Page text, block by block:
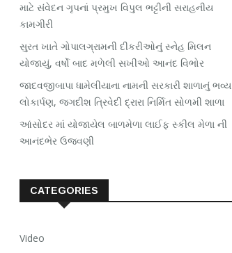
માટે સંવેદન ગૃપનાં પ્રમુખ વિપુલ ભટ્ટીની સરાહનીય
કામગીરી
સુરત ખાતે ગોપાલગ્રામની દીકરીઓનું સ્નેહ મિલન
યોજાયું, વર્ષો બાદ મળેલી સખીઓ આનંદ વિભોર
જાદવજીબાપા ધામેલીયાના નામની સરકારી શાળાનું ભવ્ય
લોકાર્પણ, જગદીશ ત્રિવેદી દ્રારા નિર્મિત સોળમી શાળા
આંસોદર માં યોજાયેલ બાળમેળા લાઈફ સ્કીલ મેળા ની
આનંદભેર ઉજવણી
CATEGORIES
Video